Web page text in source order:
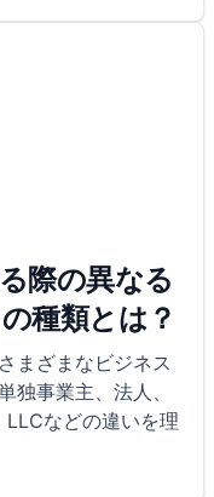
際の異なる
種類とは？
まざまなビジネス
独事業主、法人、
などの違いを理